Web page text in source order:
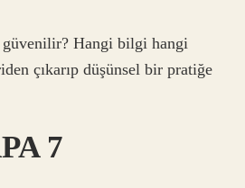
güvenilir? Hangi bilgi hangi
çıkarıp düşünsel bir pratiğe
7